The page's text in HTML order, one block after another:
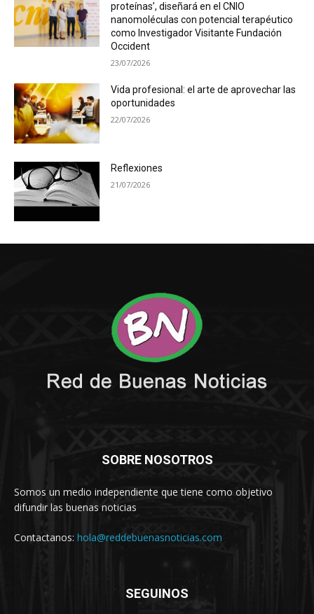
proteínas’, diseñará en el CNIO
nanomoléculas con potencial terapéutico
como Investigador Visitante Fundación
Occident
23/07/2026
Vida profesional: el arte de aprovechar las
oportunidades
22/07/2026
Reflexiones
21/07/2026
SOBRE NOSOTROS
Somos un medio independiente que tiene como objetivo
difundir las buenas noticias
Contactanos: hola@reddebuenasnoticias.com
SEGUINOS